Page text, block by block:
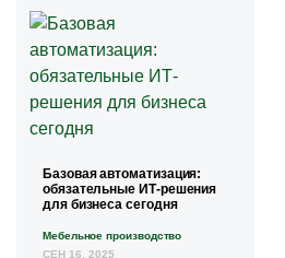
Базовая автоматизация:
обязательные ИТ-решения
для бизнеса сегодня
Мебельное производство
СЕН 16, 2025